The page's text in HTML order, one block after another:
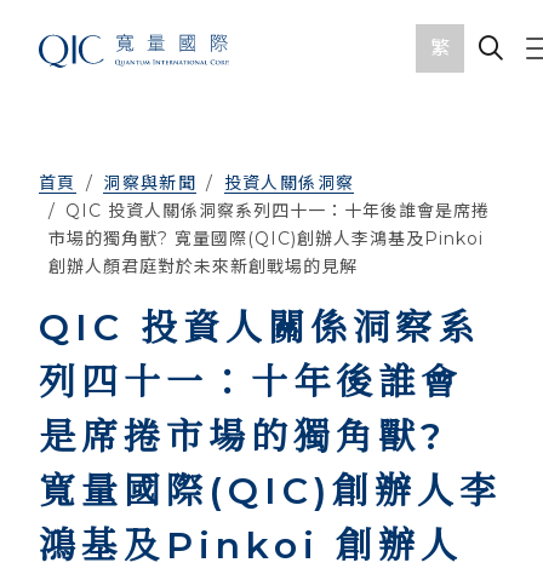
繁
首頁 洞察與新聞
投資人關係洞察
QIC 投資人關係洞察系列四十一：十年後誰會是席捲
市場的獨角獸? 寬量國際(QIC)創辦人李鴻基及Pinkoi
創辦人顏君庭對於未來新創戰場的見解
QIC 投資人關係洞察系
列四十一：十年後誰會
是席捲市場的獨角獸?
寬量國際(QIC)創辦人李
鴻基及Pinkoi 創辦人